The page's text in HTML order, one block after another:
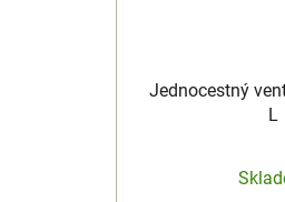
Jednocestný
L